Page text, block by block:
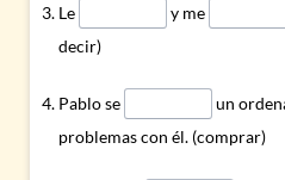
Le y me
decir)
Pablo se
un
problemas con él. (comprar)